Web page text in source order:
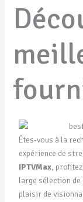
Êtes-vous à la
expérience de
IPTVMax, profitez
large sélection de
plaisir de